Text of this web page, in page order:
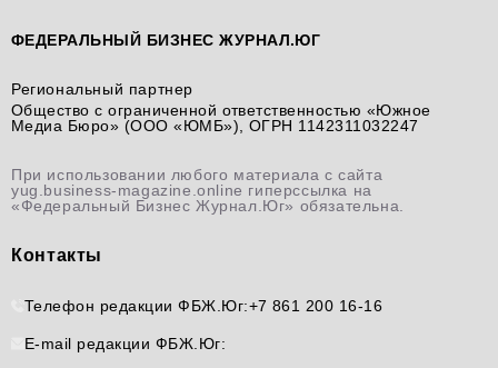
ФЕДЕРАЛЬНЫЙ БИЗНЕС ЖУРНАЛ.ЮГ
Региональный партнер
Общество с ограниченной ответственностью «Южное
Медиа Бюро» (ООО «ЮМБ»), ОГРН 1142311032247
При использовании любого материала с сайта
yug.business-magazine.online гиперссылка на
«Федеральный Бизнес Журнал.Юг» обязательна.
Контакты
Телефон редакции ФБЖ.Юг:+7 861 200 16-16
E-mail редакции ФБЖ.Юг: